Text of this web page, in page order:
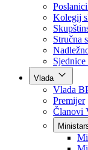
Kolegij
Stručna
Sjednice
Vlada
Vlada
Premijer
Članovi